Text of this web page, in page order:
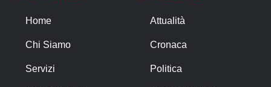
Home
Chi Siamo
Servizi
Attualità
Cronaca
Politica